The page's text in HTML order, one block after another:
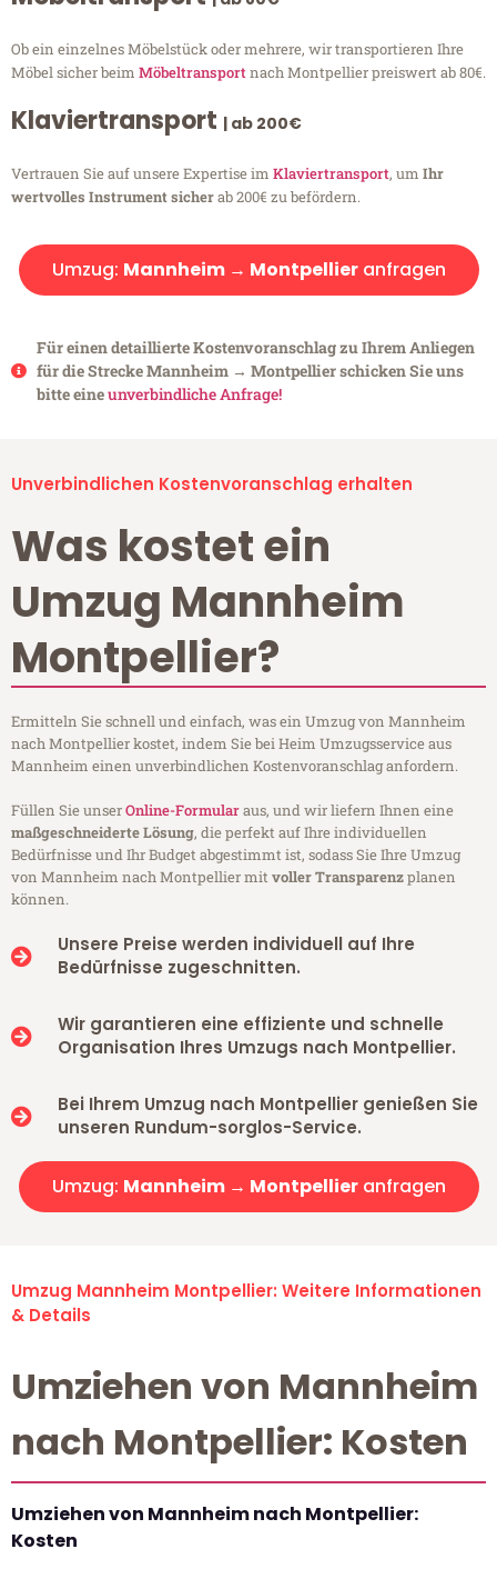
Ob ein einzelnes Möbelstück oder mehrere, wir transportieren Ihre
Möbel sicher beim Möbeltransportnach Montpellier preiswert ab 80€.
Klaviertransport | ab 200€
Vertrauen Sie auf unsere Expertise im Klaviertransport, um Ihr
wertvolles Instrument sicherab 200€ zu befördern.
Umzug: Mannheim → Montpellieranfragen
Für einen detaillierte Kostenvoranschlag zu Ihrem Anliegen
für die Strecke Mannheim → Montpellier schicken Sie uns
bitte eineunverbindliche Anfrage!
Unverbindlichen Kostenvoranschlag erhalten
Was kostet ein
Umzug Mannheim
Montpellier?
Ermitteln Sie schnell und einfach, was ein Umzug von Mannheim
nach Montpellier kostet, indem Sie bei Heim Umzugsservice aus
Mannheim einen unverbindlichen Kostenvoranschlag anfordern.
Füllen Sie unserOnline-Formularaus, und wir liefern Ihnen eine
maßgeschneiderte Lösung, die perfekt auf Ihre individuellen
Bedürfnisse und Ihr Budget abgestimmt ist, sodass Sie Ihre Umzug
von Mannheim nach Montpellier mitvoller Transparenzplanen
können.
Unsere Preise werden individuell auf Ihre
Bedürfnisse zugeschnitten.
Wir garantieren eine effiziente und schnelle
Organisation Ihres Umzugs nach Montpellier.
Bei Ihrem Umzug nach Montpellier genießen Sie
unseren Rundum-sorglos-Service.
Umzug: Mannheim → Montpellieranfragen
Umzug Mannheim Montpellier: Weitere Informationen
& Details
Umziehen von Mannheim
nach Montpellier: Kosten
Umziehen von Mannheim nach Montpellier:
Kosten